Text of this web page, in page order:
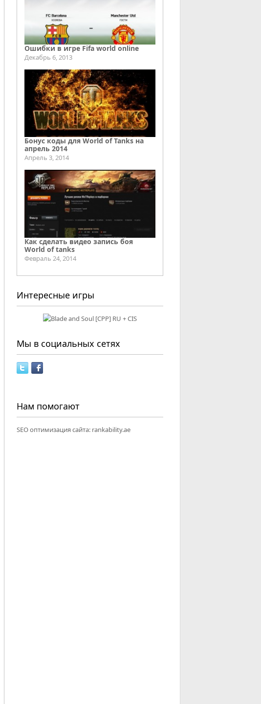
Ошибки в игре Fifa world online
Декабрь 6, 2013
Бонус коды для World of Tanks на
апрель 2014
Апрель 3, 2014
Как сделать видео запись боя
World of tanks
Февраль 24, 2014
Интересные игры
Мы в социальных сетях
Нам помогают
SEO оптимизация сайта: rankability.ae